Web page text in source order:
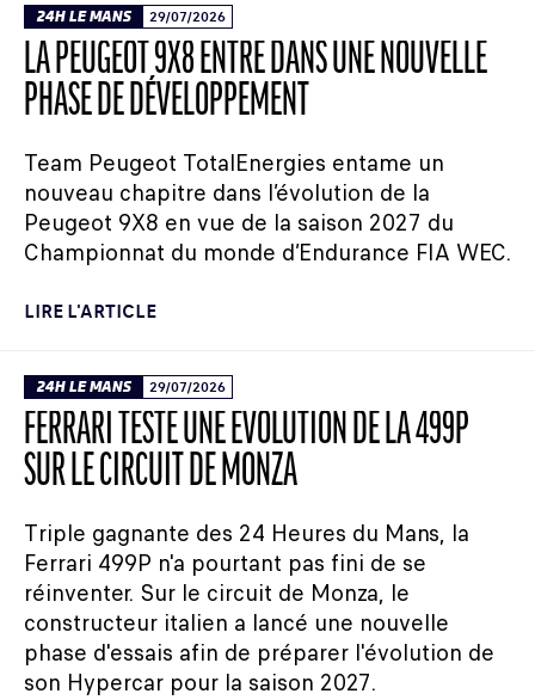
24H LE MANS 29/07/2026
LA PEUGEOT 9X8 ENTRE DANS UNE NOUVELLE
PHASE DE DÉVELOPPEMENT
Team Peugeot TotalEnergies entame un
nouveau chapitre dans l’évolution de la
Peugeot 9X8 en vue de la saison 2027 du
Championnat du monde d’Endurance FIA WEC.
LIRE L'ARTICLE
24H LE MANS 29/07/2026
FERRARI TESTE UNE ÉVOLUTION DE LA 499P
SUR LE CIRCUIT DE MONZA
Triple gagnante des 24 Heures du Mans, la
Ferrari 499P n'a pourtant pas fini de se
réinventer. Sur le circuit de Monza, le
constructeur italien a lancé une nouvelle
phase d'essais afin de préparer l'évolution de
son Hypercar pour la saison 2027.